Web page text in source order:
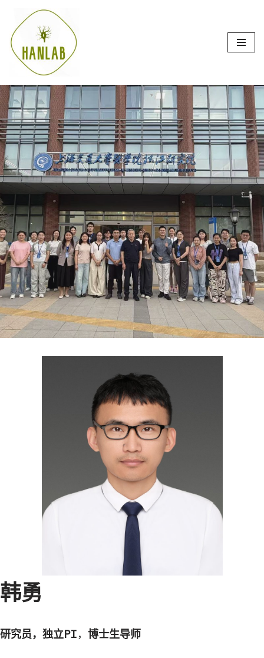
跳
至
正
韩勇
研究员， 独立PI， 博士生导师